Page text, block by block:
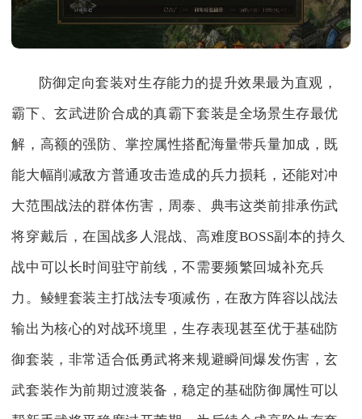
防御定向套装对生存能力的提升效果最为直观，
霸下、玄武进阶合成的真霸下套装是全场景生存最优
解，高额的强防、掌控属性搭配海量带兵量加成，既
能大幅削减敌方普通攻击造成的兵力损耗，还能对冲
大范围战法的群体伤害，周泰、典韦这类前排承伤武
将穿戴后，在国战多人混战、高难度BOSS副本的持久
战中可以长时间驻守前线，不需要频繁回城补充兵
力。鲮鲤套装主打战法专项减伤，在敌方阵容以战法
输出为核心的对战环境里，生存表现甚至优于基础防
御套装，非常适合低勇武将来规避瞬间爆发伤害，玄
武套装作为前期过渡装备，稳定的基础防御属性可以